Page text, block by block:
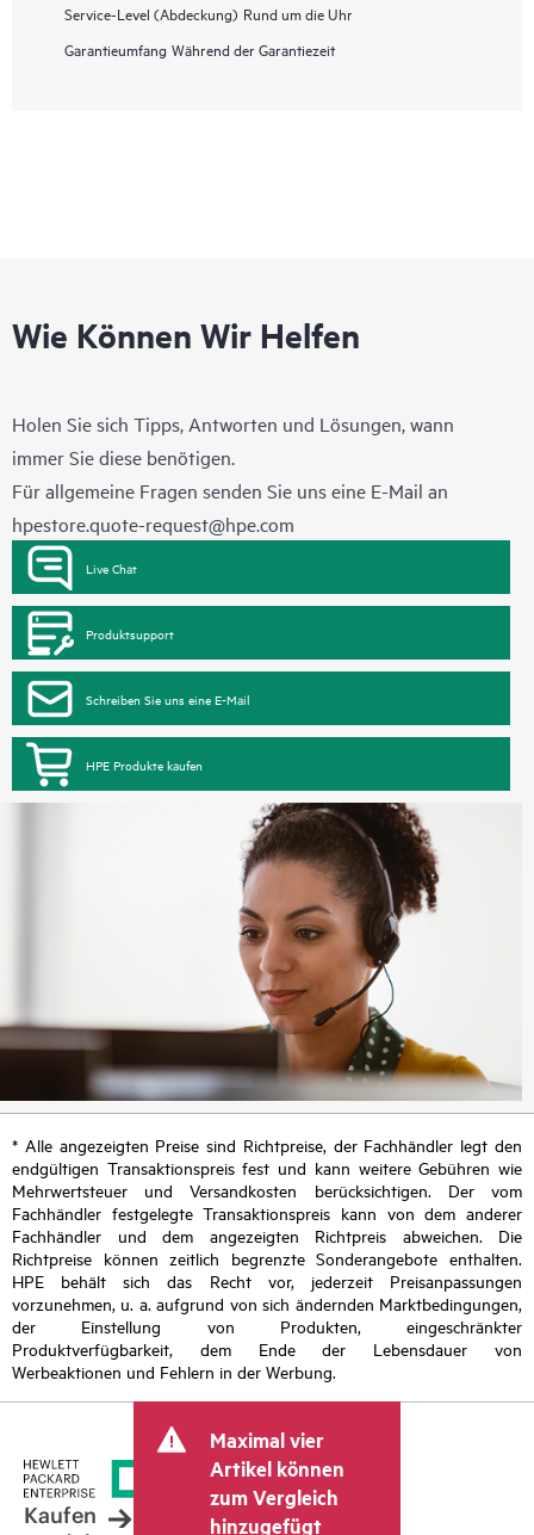
Service-Level (Abdeckung) Rund um die Uhr
Garantieumfang Während der Garantiezeit
Wie Können Wir Helfen
Holen Sie sich Tipps, Antworten und Lösungen, wann
immer Sie diese benötigen.
Für allgemeine Fragen senden Sie uns eine E-Mail an
hpestore.quote-request@hpe.com
Live Chat
Produktsupport
Schreiben Sie uns eine E-Mail
HPE Produkte kaufen
* Alle angezeigten Preise sind Richtpreise, der Fachhändler legt den
endgültigen Transaktionspreis fest und kann weitere Gebühren wie
Mehrwertsteuer und Versandkosten berücksichtigen. Der vom
Fachhändler festgelegte Transaktionspreis kann von dem anderer
Fachhändler und dem angezeigten Richtpreis abweichen. Die
Richtpreise können zeitlich begrenzte Sonderangebote enthalten.
HPE behält sich das Recht vor, jederzeit Preisanpassungen
vorzunehmen, u. a. aufgrund von sich ändernden Marktbedingungen,
der Einstellung von Produkten, eingeschränkter
Produktverfügbarkeit, dem Ende der Lebensdauer von
Werbeaktionen und Fehlern in der Werbung.
Maximal vier
Artikel können
zum Vergleich
hinzugefügt
Kaufen